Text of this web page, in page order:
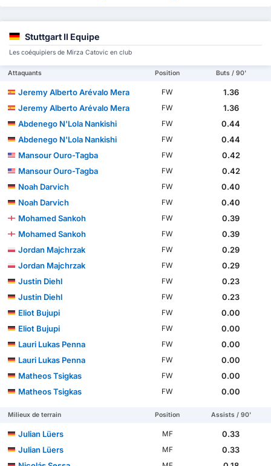
Stuttgart II Equipe
Les coéquipiers de Mirza Catovic en club
Attaquants Position Buts / 90'
Jeremy Alberto Arévalo Mera FW
1.36
Jeremy Alberto Arévalo Mera
FW
1.36
Abdenego N'Lola Nankishi
FW
0.44
Abdenego N'Lola Nankishi
FW
0.44
Mansour Ouro-Tagba
FW
0.42
Mansour Ouro-Tagba
FW
0.42
Noah Darvich
FW
0.40
Noah Darvich
FW
0.40
Mohamed Sankoh
FW
0.39
Mohamed Sankoh
FW
0.39
Jordan Majchrzak
FW
0.29
Jordan Majchrzak
FW
0.29
Justin Diehl
FW
0.23
Justin Diehl
FW
0.23
Eliot Bujupi
FW
0.00
Eliot Bujupi
FW
0.00
Lauri Lukas Penna
FW
0.00
Lauri Lukas Penna
FW
0.00
Matheos Tsigkas
FW
0.00
Matheos Tsigkas
FW 0.00
Milieux de terrain Position Assists / 90'
Julian Lüers MF
0.33
Julian Lüers
MF
0.33